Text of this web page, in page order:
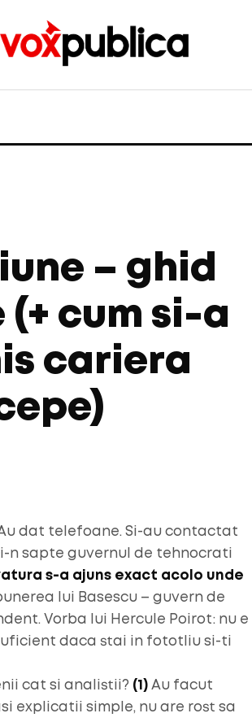
– ghid
cum si-a
cariera
dat telefoane. Si-au contactat
n sapte guvernul de tehnocrati
s-a ajuns exact acolo unde
lui Basescu – guvern de
Vorba lui Hercule Poirot: nu e
daca stai in fototliu si-ti
cat si analistii? (1) Au facut
explicatii simple, nu are rost sa